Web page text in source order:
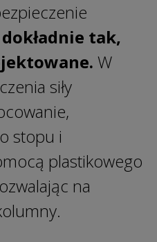
dokładnie tak,
W
siły
stopu i
plastikowego
na